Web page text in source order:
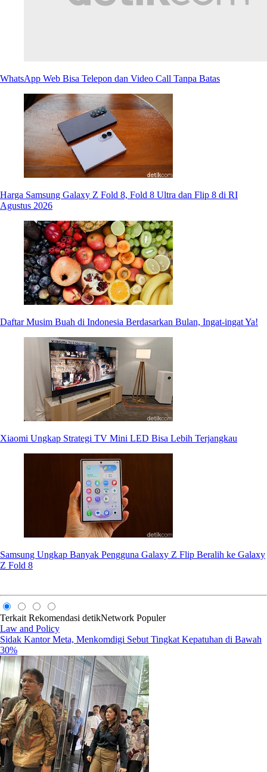
WhatsApp Web Bisa Telepon dan Video Call Tanpa Batas
Harga Samsung Galaxy Z Fold 8, Fold 8 Ultra dan Flip 8 di RI
Agustus 2026
Daftar Musim Buah di Indonesia Berdasarkan Bulan, Ingat-ingat Ya!
Xiaomi Ungkap Strategi TV Mini LED Bisa Lebih Terjangkau
Samsung Ungkap Banyak Pengguna Galaxy Z Flip Beralih ke Galaxy
Z Fold 8
Terkait Rekomendasi detikNetwork Populer
Law and Policy
Sidak Kantor Meta, Menkomdigi Sebut Tingkat Kepatuhan di Bawah
30%